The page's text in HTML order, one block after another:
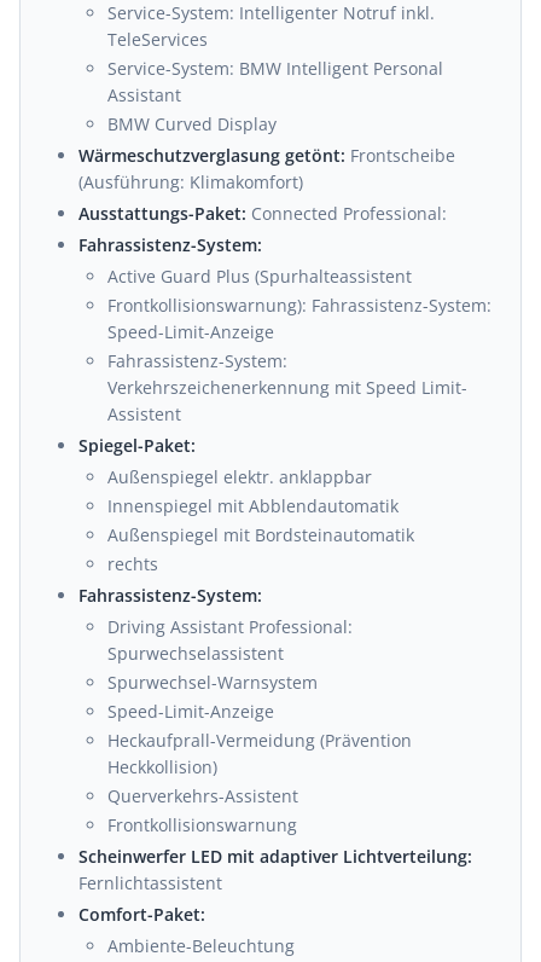
Service-System: Intelligenter Notruf inkl.
TeleServices
Service-System: BMW Intelligent Personal
Assistant
BMW Curved Display
Wärmeschutzverglasung getönt: Frontscheibe
(Ausführung: Klimakomfort)
Ausstattungs-Paket: Connected Professional:
Fahrassistenz-System:
Active Guard Plus (Spurhalteassistent
Frontkollisionswarnung): Fahrassistenz-System:
Speed-Limit-Anzeige
Fahrassistenz-System:
Verkehrszeichenerkennung mit Speed Limit-
Assistent
Spiegel-Paket:
Außenspiegel elektr. anklappbar
Innenspiegel mit Abblendautomatik
Außenspiegel mit Bordsteinautomatik
rechts
Fahrassistenz-System:
Driving Assistant Professional:
Spurwechselassistent
Spurwechsel-Warnsystem
Speed-Limit-Anzeige
Heckaufprall-Vermeidung (Prävention
Heckkollision)
Querverkehrs-Assistent
Frontkollisionswarnung
Scheinwerfer LED mit adaptiver Lichtverteilung:
Fernlichtassistent
Comfort-Paket:
Ambiente-Beleuchtung